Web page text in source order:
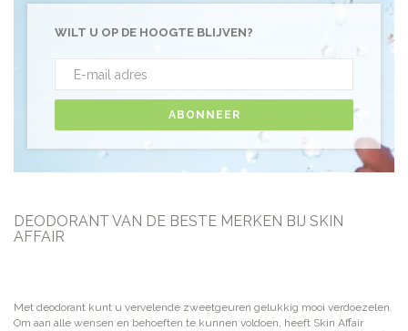
WILT U OP DE HOOGTE BLIJVEN?
ABONNEER
DEODORANT VAN DE BESTE MERKEN BIJ SKIN
AFFAIR
Met deodorant kunt u vervelende zweetgeuren gelukkig mooi verdoezelen.
Om aan alle wensen en behoeften te kunnen voldoen, heeft Skin Affair